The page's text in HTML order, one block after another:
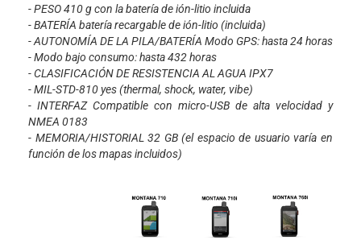
- PESO 410 g con la batería de ión-litio incluida
- BATERÍA batería recargable de ión-litio (incluida)
- AUTONOMÍA DE LA PILA/BATERÍA Modo GPS: hasta 24 horas
- Modo bajo consumo: hasta 432 horas
- CLASIFICACIÓN DE RESISTENCIA AL AGUA IPX7
- MIL-STD-810 yes (thermal, shock, water, vibe)
- INTERFAZ Compatible con micro-USB de alta velocidad y
NMEA 0183
- MEMORIA/HISTORIAL 32 GB (el espacio de usuario varía en
función de los mapas incluidos)